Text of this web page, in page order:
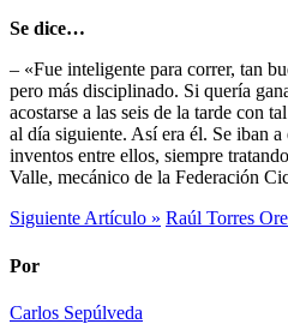
Se dice…
– «Fue inteligente para correr, tan
pero más disciplinado. Si quería
acostarse a las seis de la tarde con
al día siguiente. Así era él. Se iban
inventos entre ellos, siempre
Valle, mecánico de la Federación
Siguiente Artículo » Raúl Torres
Por
Carlos Sepúlveda